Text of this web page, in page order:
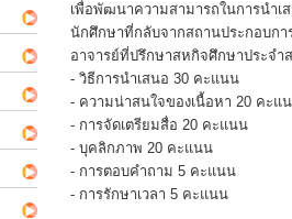
เพื่อพัฒนาความสามารถในการนำเ
นักศึกษาที่กลับจากสถานประกอบกา
อาจารย์ที่ปรึกษาสหกิจศึกษาประจำ
- วิธีการนำเสนอ 30 คะแนน
- ความน่าสนใจของเนื้อหา 20 คะแ
- การจัดเตรียมสื่อ 20 คะแนน
- บุคลิกภาพ 20 คะแนน
- การตอบคำถาม 5 คะแนน
- การรักษาเวลา 5 คะแนน